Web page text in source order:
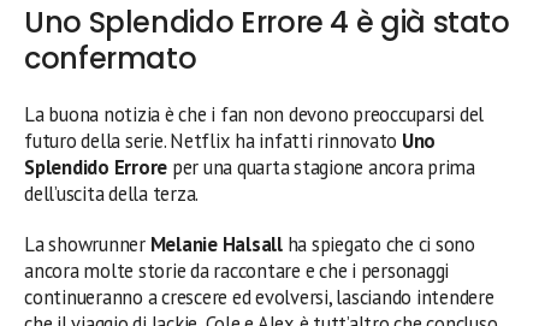
Uno Splendido Errore 4 è già stato
confermato
La buona notizia è che i fan non devono preoccuparsi del
futuro della serie. Netflix ha infatti rinnovato Uno
Splendido Errore per una quarta stagione ancora prima
dell’uscita della terza.
La showrunner Melanie Halsallha spiegato che ci sono
ancora molte storie da raccontare e che i personaggi
continueranno a crescere ed evolversi, lasciando intendere